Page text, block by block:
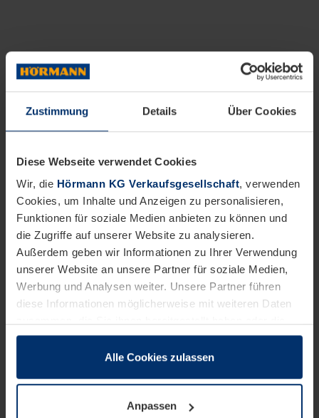
Zustimmung Details Über Cookies
Diese Webseite verwendet Cookies
Wir, die Hörmann KG Verkaufsgesellschaft, verwenden
Cookies, um Inhalte und Anzeigen zu personalisieren,
Funktionen für soziale Medien anbieten zu können und
die Zugriffe auf unserer Website zu analysieren.
Außerdem geben wir Informationen zu Ihrer Verwendung
unserer Website an unsere Partner für soziale Medien,
Werbung und Analysen weiter. Unsere Partner führen
diese Informationen möglicherweise mit weiteren Daten
sie im Rahmen Ihrer Nutzung der Dienste gesammelt
wenn diese für den Betrieb dieser Seite unbedingt
notwendig sind. Für alle anderen Cookie-Typen benötigen
Alle Cookies zulassen
Anpassen